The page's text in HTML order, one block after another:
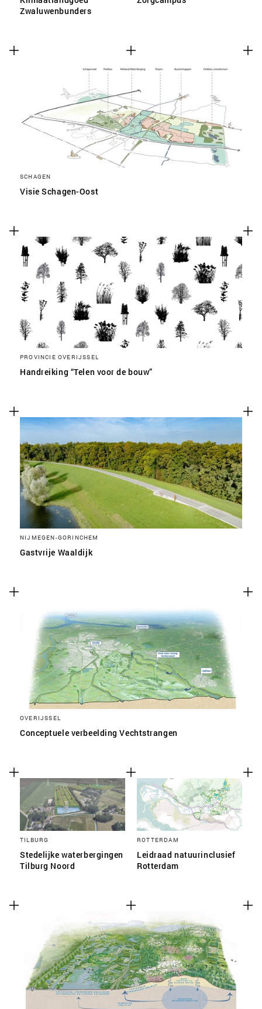
Zwaluwenbunders
SCHAGEN
Visie Schagen-Oost
PROVINCIE OVERIJSSEL
Handreiking “Telen voor de bouw”
NIJMEGEN-GORINCHEM
Gastvrije Waaldijk
OVERIJSSEL
Conceptuele verbeelding Vechtstrangen
TILBURG
Stedelijke waterbergingen
Tilburg Noord
ROTTERDAM
Leidraad natuurinclusief
Rotterdam